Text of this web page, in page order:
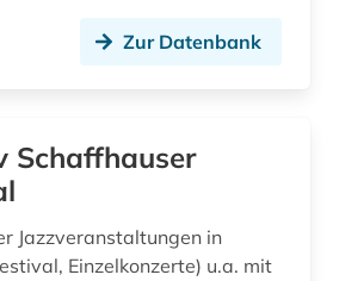
geschichtswissenschaft (1) Zur Datenbank
Schaffhauser
Jazzveranstaltungen in
Einzelkonzerte) u.a. mit